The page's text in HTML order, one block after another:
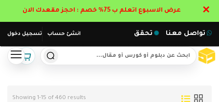
انشئ حساب تسجيل دخول تواصل معنا تحقق
Showing 1-15 of 460 results
عرض الاسبوع اتعلم ب 75% خصم : احجز مقعدك الان ✕